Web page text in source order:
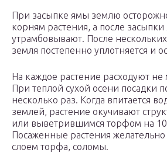
При засыпке ямы землю
корням растения, а после
утрамбовывают. После
земля постепенно уплотняется и
На каждое растение расходуют
При теплой сухой осени посадки
несколько раз. Когда впитается
землей, растение окучивают
или выветрившимся торфом на
Посаженные растения желательно
слоем торфа, соломы.